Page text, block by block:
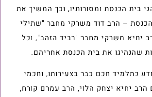
בית הכנסת ומסורותיו, וכך המשיך את
הכנסת – הרב דוד משרקי מחבר "שתילי
יחיא משרקי מחבר "רביד הזהב", וכל
שהנהיגו את בית הכנסת אחריהם.
כתלמיד חכם כבר בצעירותו, וחכמי
הרב יחיא יצחק הלוי, הרב עמרם קורח,